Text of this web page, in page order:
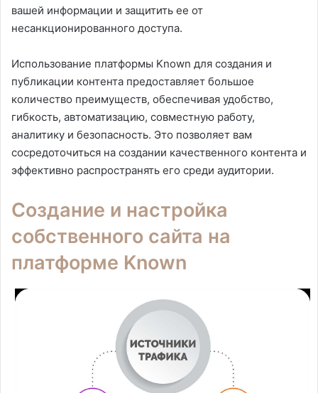
вашей информации и защитить ее от
несанкционированного доступа.
Использование платформы Known для создания и
публикации контента предоставляет большое
количество преимуществ, обеспечивая удобство,
гибкость, автоматизацию, совместную работу,
аналитику и безопасность. Это позволяет вам
сосредоточиться на создании качественного контента и
эффективно распространять его среди аудитории.
Создание и настройка
собственного сайта на
платформе Known